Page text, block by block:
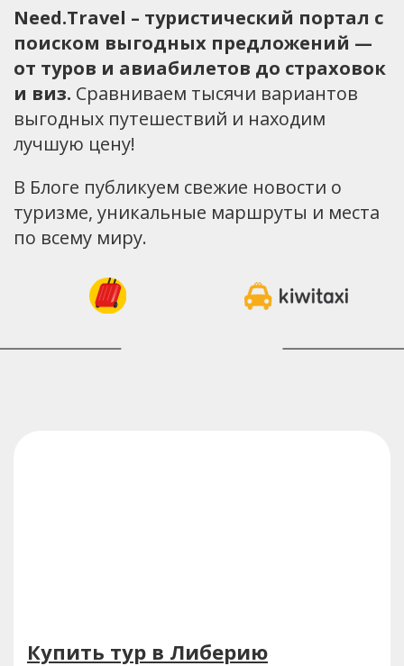
Need.Travel – туристический портал с
поиском выгодных предложений —
от туров и авиабилетов до страховок
и виз. Сравниваем тысячи вариантов
выгодных путешествий и находим
лучшую цену!
В Блоге публикуем свежие новости о
туризме, уникальные маршруты и места
по всему миру.
Купить тур в Либерию